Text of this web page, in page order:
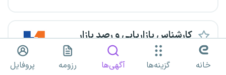
کارشناس بازاریابی و رصد بازار
همگام خودرو آسیا
ارسال آسان خانه گزینه‌ها آگهی‌ها رزومه پروفایل